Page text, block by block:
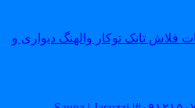
تانک توکار والهنگ دیواری و